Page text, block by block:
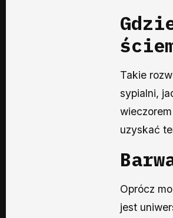
Takie
sypialni,
uzyskać
Oprócz
jest